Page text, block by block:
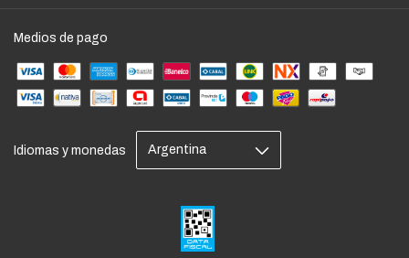
Medios de pago
Idiomas y monedas